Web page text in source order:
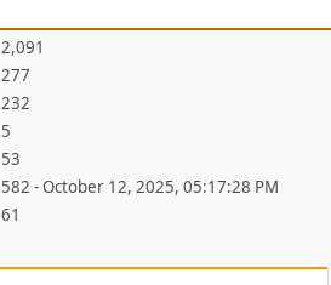
2,091
277
232
5
53
582 - October 12, 2025, 05:17:28 PM
61